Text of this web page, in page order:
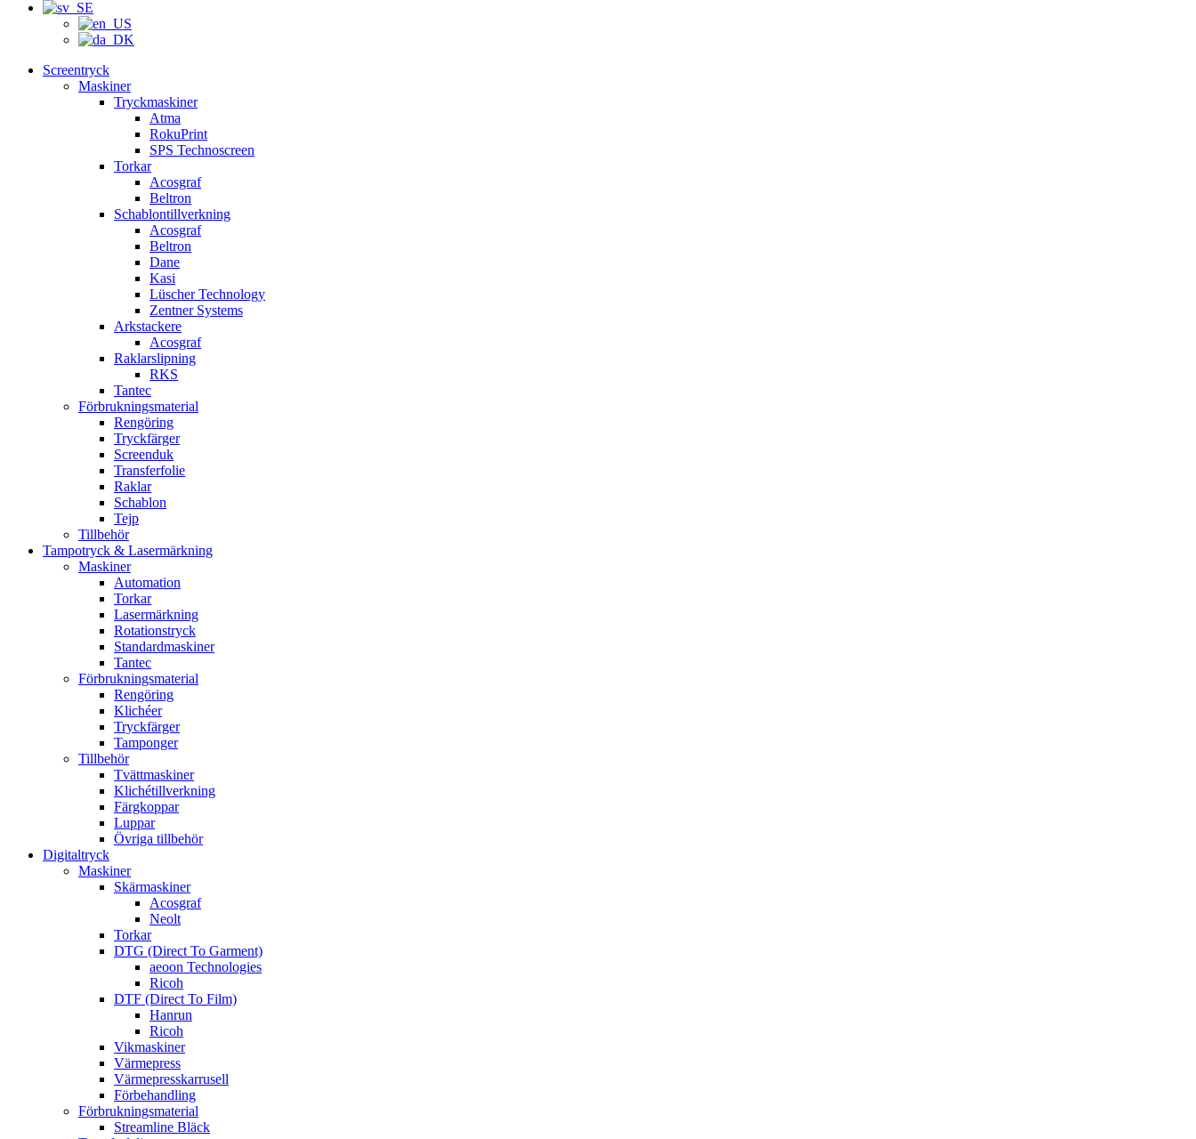
Screentryck
Maskiner
Tryckmaskiner
Atma
RokuPrint
SPS Technoscreen
Torkar
Acosgraf
Beltron
Schablontillverkning
Acosgraf
Beltron
Dane
Kasi
Lüscher Technology
Zentner Systems
Arkstackere
Acosgraf
Raklarslipning
RKS
Tantec
Förbrukningsmaterial
Rengöring
Tryckfärger
Screenduk
Transferfolie
Raklar
Schablon
Tejp
Tillbehör
Tampotryck & Lasermärkning
Maskiner
Automation
Torkar
Lasermärkning
Rotationstryck
Standardmaskiner
Tantec
Förbrukningsmaterial
Rengöring
Klichéer
Tryckfärger
Tamponger
Tillbehör
Tvättmaskiner
Klichétillverkning
Färgkoppar
Luppar
Övriga tillbehör
Digitaltryck
Maskiner
Skärmaskiner
Acosgraf
Neolt
Torkar
DTG (Direct To Garment)
aeoon Technologies
Ricoh
DTF (Direct To Film)
Hanrun
Ricoh
Vikmaskiner
Värmepress
Värmepresskarrusell
Förbehandling
Förbrukningsmaterial
Streamline Bläck